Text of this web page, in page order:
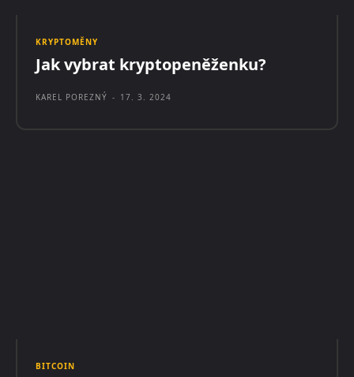
KRYPTOMĚNY
Jak vybrat kryptopeněženku?
KAREL POREZNÝ - 17. 3. 2024
BITCOIN